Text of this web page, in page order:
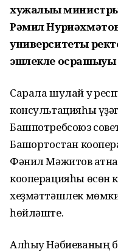
хужалығы
Рәмил
университеты
эшлекле осрашыуы
Сарала шулай уҡ
консультацияһы
Башпотребсоюз
Башҡортостан
Фәнил Мәжитов
кооперацияһы өсөн
хеҙмәттәшлек
һөйләште.
Алһыу Нәбиеваның